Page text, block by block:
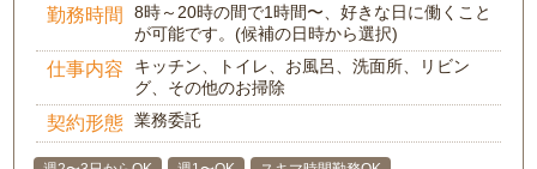
勤務時間
8時～20時の間で1時間〜、好きな日に働くこと
が可能です。(候補の日時から選択)
仕事内容
キッチン、トイレ、お風呂、洗面所、リビン
グ、その他のお掃除
契約形態 業務委託